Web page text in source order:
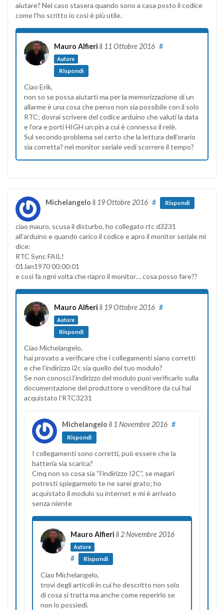
aiutare? Nel caso stasera quando sono a casa posto il codice
come l’ho scritto io così è più utile.
Mauro Alfieri il 11 Ottobre 2016
Autore
#
Rispondi
Ciao Erik,
non so se possa aiutarti ma per la memorizzazione di un
allarme è una cosa che penso non sia possibile con il solo
RTC; dovrai scrivere del codice arduino che valuti la data
e l’ora e porti HIGH un pin a cui è connesso il relè.
Sul secondo problema sei certo che la lettura dell’orario
sia corretta? nel monitor seriale vedi scorrere il tempo?
Michelangelo il 19 Ottobre 2016 # Rispondi
ciao mauro, scusa il disturbo, ho collegato rtc d3231
all’arduino e quando carico il codice e apro il monitor seriale mi
dice:
RTC Sync FAIL!
01Jan1970 00:00:01
e cosi fa ogni volta che riapro il monitor… cosa posso fare??
Mauro Alfieri il 19 Ottobre 2016
Autore
#
Rispondi
Ciao Michelangelo,
hai provato a verificare che i collegamenti siano corretti
e che l’indirizzo i2c sia quello del tuo modulo?
Se non conosci l’indirizzo del modulo puoi verificarlo sulla
documentazione del produttore o venditore da cui hai
acquistato l’RTC3231
Michelangelo il 1 Novembre 2016 #
Rispondi
I collegamenti sono corretti, può essere che la
batteria sia scarica?
Cmq non so cosa sia “l’indirizzo I2C”, se magari
potresti spiegarmelo te ne sarei grato; ho
acquistato il modulo su internet e mi è arrivato
senza niente
Mauro Alfieri il 2 Novembre 2016
Autore
# Rispondi
Ciao Michelangelo,
trovi degli articoli in cui ho descritto non solo
di cosa si tratta ma anche come reperirlo se
non lo possiedi.